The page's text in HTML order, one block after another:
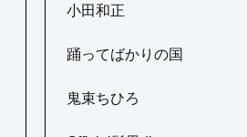
小田和正
踊ってばかりの国
鬼束ちひろ